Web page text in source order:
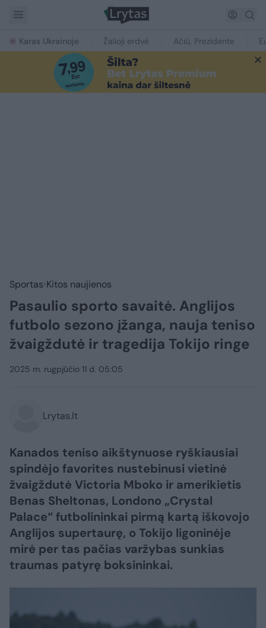
Karas Ukrainoje Žalioji erdvė Ačiū, Prezidente
Sportas Kitos naujienos
Pasaulio sporto savaitė. Anglijos
futbolo sezono įžanga, nauja teniso
žvaigždutė ir tragedija Tokijo ringe
2025 m. rugpjūčio 11 d. 05:05
Lrytas.lt
Kanados teniso aikštynuose ryškiausiai
spindėjo favorites nustebinusi vietinė
žvaigždutė Victoria Mboko ir amerikietis
Benas Sheltonas, Londono „Crystal
Palace“ futbolininkai pirmą kartą iškovojo
Anglijos supertaurę, o Tokijo ligoninėje
mirė per tas pačias varžybas sunkias
traumas patyrę boksininkai.